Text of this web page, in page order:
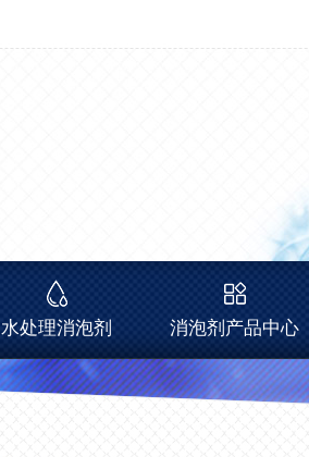
水处理消泡剂 消泡剂产品中心